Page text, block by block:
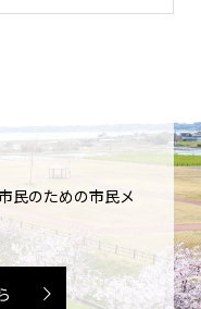
民のための市民メ